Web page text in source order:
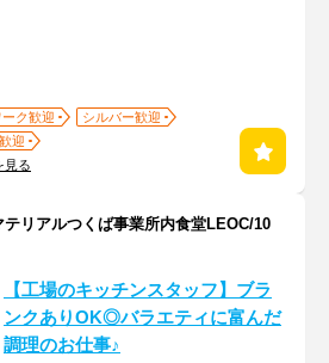
ク歓迎
シルバー歓迎
迎
見る
リアルつくば事業所内食堂LEOC/10
【工場のキッチンスタッフ】ブラ
ンクありOK◎バラエティに富んだ
調理のお仕事♪